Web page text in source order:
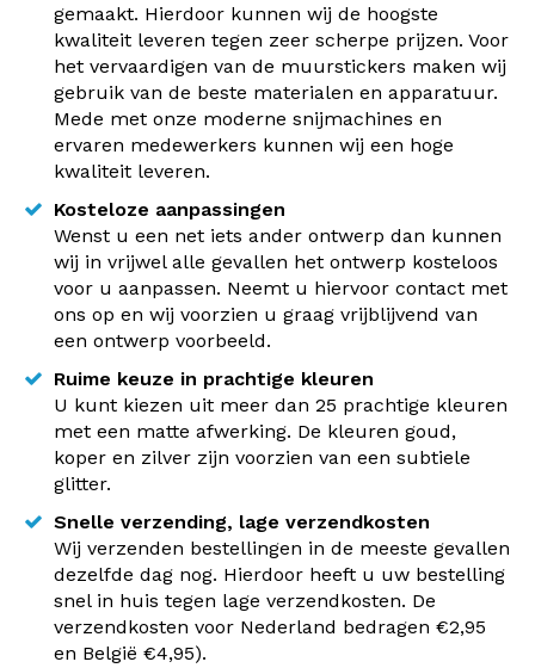
gemaakt. Hierdoor kunnen wij de hoogste
kwaliteit leveren tegen zeer scherpe prijzen. Voor
het vervaardigen van de muurstickers maken wij
gebruik van de beste materialen en apparatuur.
Mede met onze moderne snijmachines en
ervaren medewerkers kunnen wij een hoge
kwaliteit leveren.
Kosteloze aanpassingen
Wenst u een net iets ander ontwerp dan kunnen
wij in vrijwel alle gevallen het ontwerp kosteloos
voor u aanpassen. Neemt u hiervoor contact met
ons op en wij voorzien u graag vrijblijvend van
een ontwerp voorbeeld.
Ruime keuze in prachtige kleuren
U kunt kiezen uit meer dan 25 prachtige kleuren
met een matte afwerking. De kleuren goud,
koper en zilver zijn voorzien van een subtiele
glitter.
Snelle verzending, lage verzendkosten
Wij verzenden bestellingen in de meeste gevallen
dezelfde dag nog. Hierdoor heeft u uw bestelling
snel in huis tegen lage verzendkosten. De
verzendkosten voor Nederland bedragen €2,95
en België €4,95).